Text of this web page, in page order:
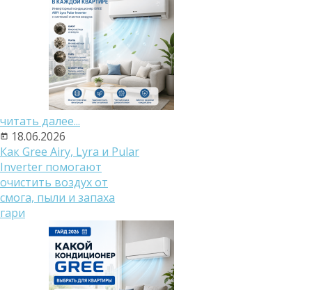
читать далее...
18.06.2026
Как Gree Airy, Lyra и Pular
Inverter помогают
очистить воздух от
смога, пыли и запаха
гари